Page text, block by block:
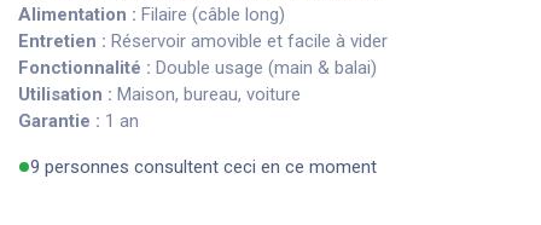
Alimentation : Filaire (câble long)
Entretien : Réservoir amovible et facile à vider
Fonctionnalité : Double usage (main & balai)
Utilisation : Maison, bureau, voiture
Garantie : 1 an
9 personnes consultent ceci en ce moment